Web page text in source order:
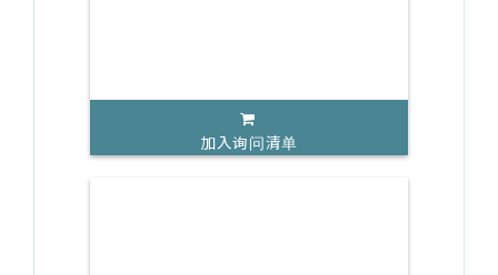
加入询问清单